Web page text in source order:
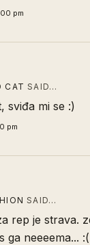
pm
CAT SAID…
sviđa mi se :)
pm
SAID…
rep je strava.
ga neeeema... :(